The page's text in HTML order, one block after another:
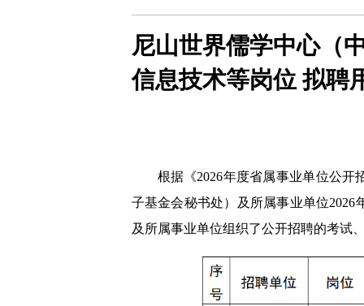
尼山世界儒学中心（
信息技术等岗位 拟聘
根据《2026年度省属事业单位公开
子基金会秘书处）及所属事业单位
及所属事业单位组织了公开招聘的考试